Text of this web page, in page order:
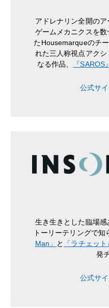
アドレナリン全開の
ゲームメカニクスを
たHousemarqueのチー
れた三人称視点アク
なる作品、
『SAROS』
公式サ
生き生きとした臨場
トーリーテリングで知
Man」
と 「ラチェット
発
公式サ